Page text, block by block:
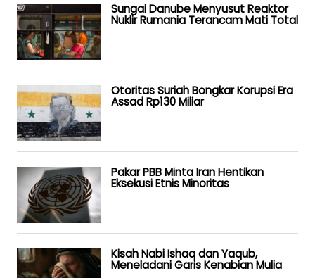
Sungai Danube Menyusut Reaktor
Nuklir Rumania Terancam Mati Total
Otoritas Suriah Bongkar Korupsi Era
Assad Rp130 Miliar
Pakar PBB Minta Iran Hentikan
Eksekusi Etnis Minoritas
Kisah Nabi Ishaq dan Yaqub,
Meneladani Garis Kenabian Mulia